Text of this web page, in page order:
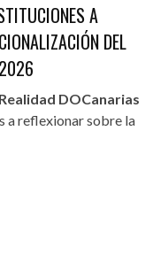
A
DEL
DOCanarias
a reflexionar sobre la